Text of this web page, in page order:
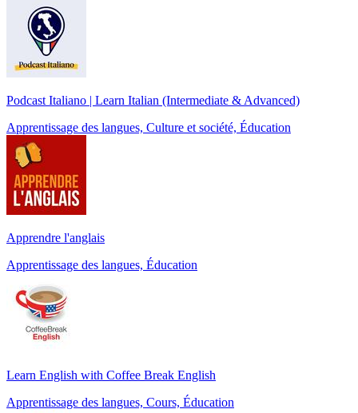
Podcast Italiano | Learn Italian (Intermediate & Advanced)
Apprentissage des langues, Culture et société, Éducation
Apprendre l'anglais
Apprentissage des langues, Éducation
Learn English with Coffee Break English
Apprentissage des langues, Cours, Éducation